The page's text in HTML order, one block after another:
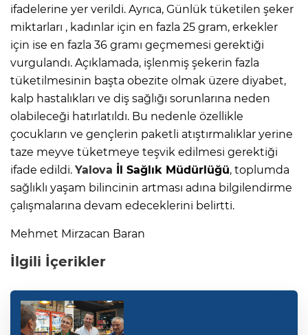
ifadelerine yer verildi. Ayrıca, Günlük tüketilen şeker
miktarları , kadınlar için en fazla 25 gram, erkekler
için ise en fazla 36 gramı geçmemesi gerektiği
vurgulandı. Açıklamada, işlenmiş şekerin fazla
tüketilmesinin başta obezite olmak üzere diyabet,
kalp hastalıkları ve diş sağlığı sorunlarına neden
olabileceği hatırlatıldı. Bu nedenle özellikle
çocukların ve gençlerin paketli atıştırmalıklar yerine
taze meyve tüketmeye teşvik edilmesi gerektiği
ifade edildi. Yalova İl Sağlık Müdürlüğü, toplumda
sağlıklı yaşam bilincinin artması adına bilgilendirme
çalışmalarına devam edeceklerini belirtti.
Mehmet Mirzacan Baran
İlgili İçerikler